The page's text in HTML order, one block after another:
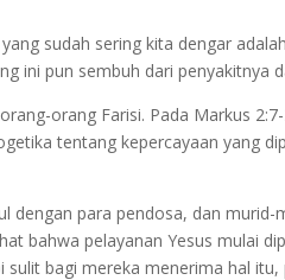
sudah sering kita dengar
ini pun sembuh dari penyakitnya
orang Farisi. Pada Markus
tentang kepercayaan yang
dengan para pendosa, dan
bahwa pelayanan Yesus mulai
bagi mereka menerima hal